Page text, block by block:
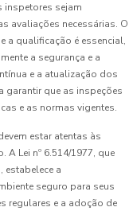
inspetores sejam
avaliações necessárias. O
a qualificação é essencial,
a segurança e a
e a atualização dos
que as inspeções
e as normas vigentes.
estar atentas às
Lei nº 6.514/1977, que
estabelece a
seguro para seus
regulares e a adoção de